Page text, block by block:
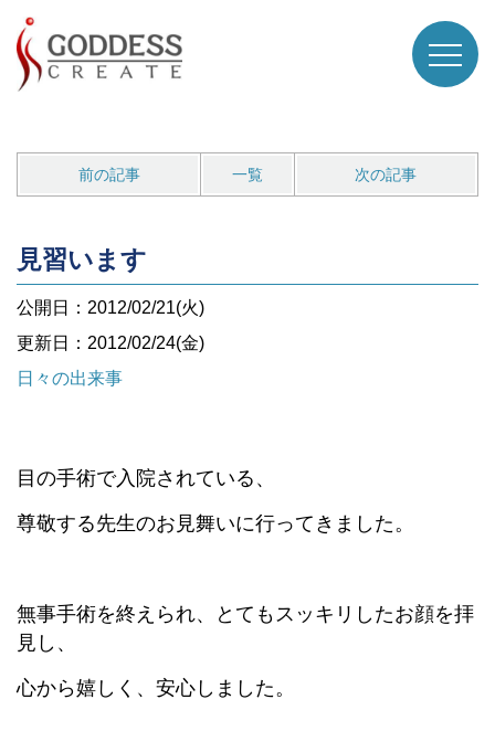
前の記事 一覧 次の記事
見習います
公開日：2012/02/21(火)
更新日：2012/02/24(金)
日々の出来事
目の手術で入院されている、
尊敬する先生のお見舞いに行ってきました。
無事手術を終えられ、とてもスッキリしたお顔を拝
見し、
心から嬉しく、安心しました。